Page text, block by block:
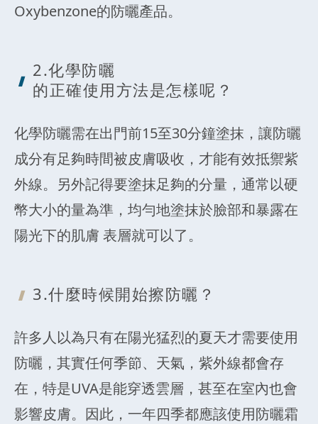
Oxybenzone的防曬產品。
2.化學防曬
的正確使用方法是怎樣呢？
化學防曬需在出門前15至30分鐘塗抹，讓防曬
成分有足夠時間被皮膚吸收，才能有效抵禦紫
外線。另外記得要塗抹足夠的分量，通常以硬
幣大小的量為準，均勻地塗抹於臉部和暴露在
陽光下的肌膚 表層就可以了。
3.什麼時候開始擦防曬？
許多人以為只有在陽光猛烈的夏天才需要使用
防曬，其實任何季節、天氣，紫外線都會存
在，特是UVA是能穿透雲層，甚至在室內也會
影響皮膚。因此，一年四季都應該使用防曬霜